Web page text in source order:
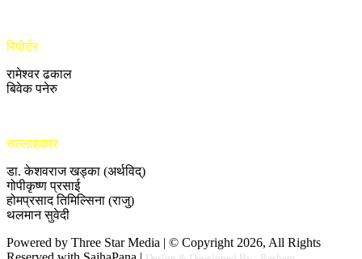
रिपोर्टर
रामेश्वर ढकाल
बिवेक पनेरु
सल्लाहकार
डा. केशवराज खड्का (अर्थविद्)
गोपीकृष्ण प्रसाई
होमप्रसाद तिमिल्सिना (राजु)
थलमान सुवेदी
Powered by Three Star Media | © Copyright 2026, All Rights